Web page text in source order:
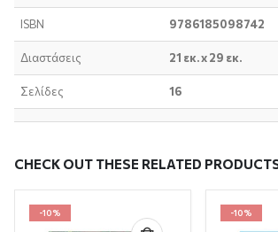
ISBN 9786185098742
Διαστάσεις 21 εκ. x 29 εκ.
Σελίδες 16
CHECK OUT THESE RELATED
-10% -10%